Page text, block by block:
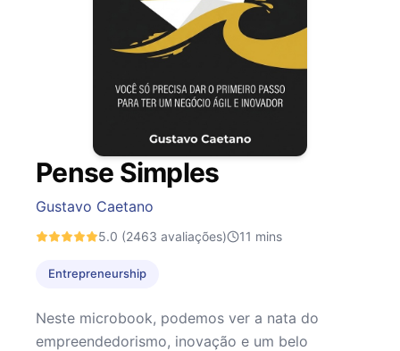
Pense Simples
Gustavo Caetano
5.0 (2463 avaliações) 11 mins
Entrepreneurship
Neste microbook, podemos ver a nata do
empreendedorismo, inovação e um belo